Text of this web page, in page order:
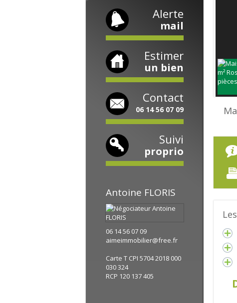
Alerte
mail
Estimer
un bien
Contact
06 14 56 07 09
Suivi
proprio
Antoine FLORIS
06 14 56 07 09
aimeimmobilier@free.fr
Carte T CPI 5704 2018 000
030 324
RCP 120 137 405